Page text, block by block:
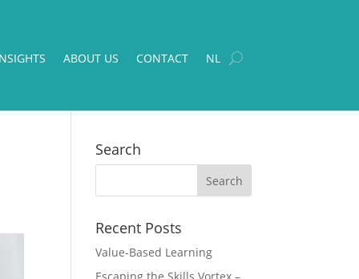
ABOUT US CONTACT NL
Search
Recent Posts
Value-Based Learning